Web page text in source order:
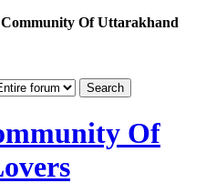
Of Uttarakhand
Of